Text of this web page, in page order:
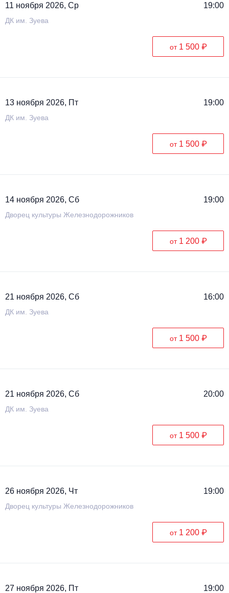
11 ноября 2026, Ср 19:00
ДК им. Зуева
от 1 500 ₽
13 ноября 2026, Пт 19:00
ДК им. Зуева
от 1 500 ₽
14 ноября 2026, Сб 19:00
Дворец культуры Железнодорожников
от 1 200 ₽
21 ноября 2026, Сб 16:00
ДК им. Зуева
от 1 500 ₽
21 ноября 2026, Сб 20:00
ДК им. Зуева
от 1 500 ₽
26 ноября 2026, Чт 19:00
Дворец культуры Железнодорожников
от 1 200 ₽
27 ноября 2026, Пт 19:00